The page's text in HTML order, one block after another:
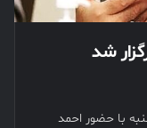
شد
با حضور احمد